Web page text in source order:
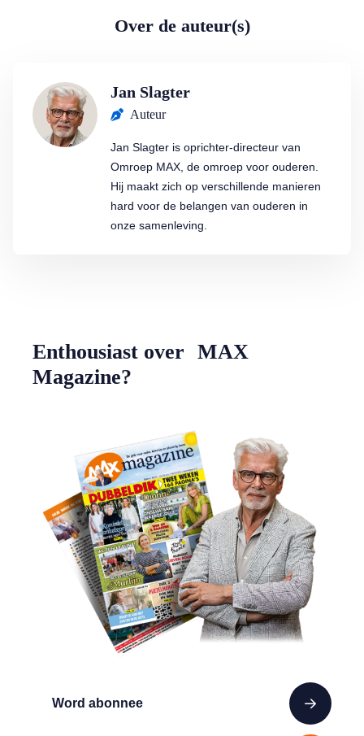
Over de auteur(s)
Jan Slagter
Auteur
Jan Slagter is oprichter-directeur van
Omroep MAX, de omroep voor ouderen.
Hij maakt zich op verschillende manieren
hard voor de belangen van ouderen in
onze samenleving.
Word abonnee
Enthousiast over MAX
Magazine?